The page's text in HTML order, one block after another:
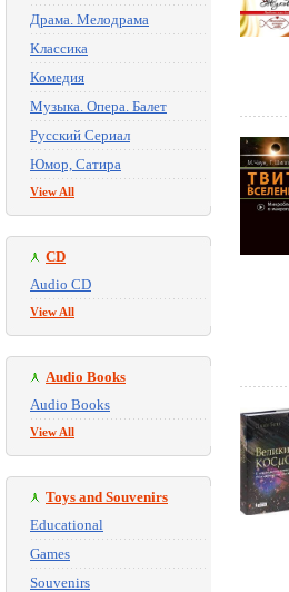
Драма. Мелодрама
Классика
Комедия
Музыка. Опера. Балет
Русский Сериал
Юмор, Сатира
View All
CD
Audio CD
View All
Audio Books
Audio Books
View All
Toys and Souvenirs
Educational
Games
Souvenirs